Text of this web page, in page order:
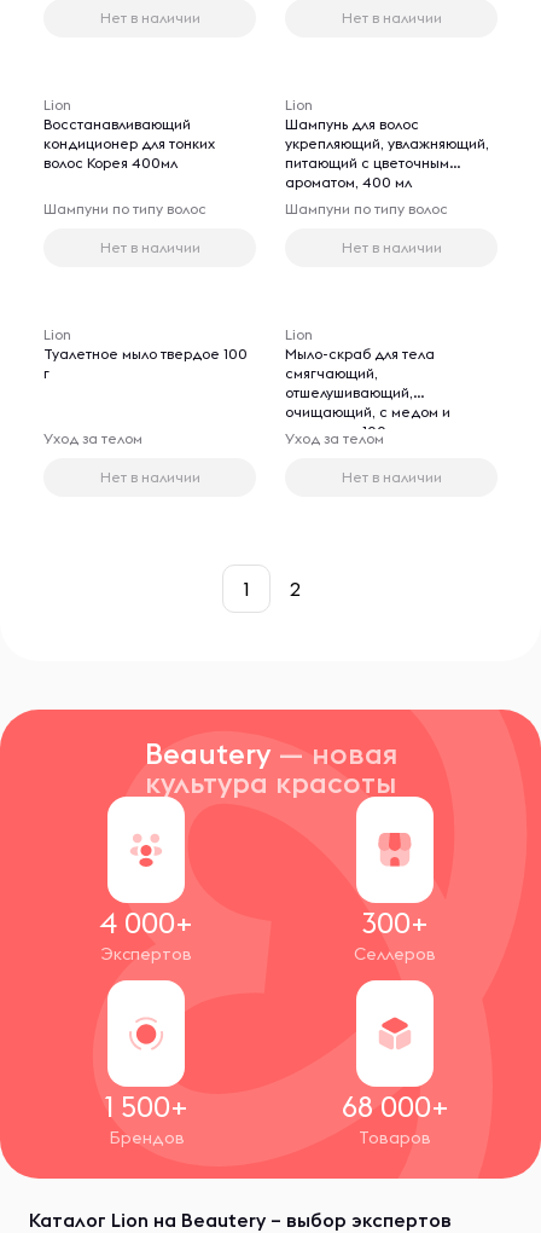
Нет в наличии Нет в наличии
Lion
Восстанавливающий
кондиционер для тонких
волос Корея 400мл
Шампуни по типу волос
Нет в наличии
Lion
Шампунь для волос
укрепляющий, увлажняющий,
питающий с цветочным
ароматом, 400 мл
Шампуни по типу волос
Нет в наличии
Lion
Туалетное мыло твердое 100
г
Уход за телом
Нет в наличии
Lion
Мыло-скраб для тела
смягчающий,
отшелушивающий,
очищающий, с медом и
каштаном, 100 гр
Уход за телом
Нет в наличии
1 2
Beautery — новая
культура красоты
4 000+
Экспертов
300+
Селлеров
1 500+
Брендов
68 000+
Товаров
Каталог Lion на Beautery – выбор экспертов